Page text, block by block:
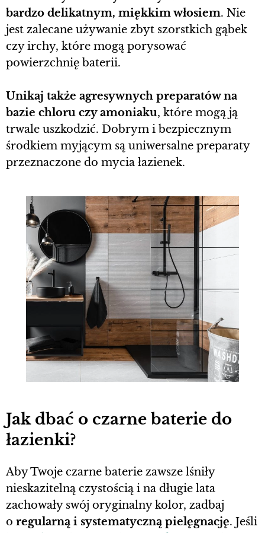
bardzo delikatnym, miękkim włosiem. Nie
jest zalecane używanie zbyt szorstkich gąbek
czy irchy, które mogą porysować
powierzchnię baterii.
Unikaj także agresywnych preparatów na
bazie chloru czy amoniaku, które mogą ją
trwale uszkodzić. Dobrym i bezpiecznym
środkiem myjącym są uniwersalne preparaty
przeznaczone do mycia łazienek.
​Jak dbać o czarne baterie do
łazienki?
Aby Twoje czarne baterie zawsze lśniły
nieskazitelną czystością i na długie lata
zachowały swój oryginalny kolor, zadbaj
o regularną i systematyczną pielęgnację. Jeśli